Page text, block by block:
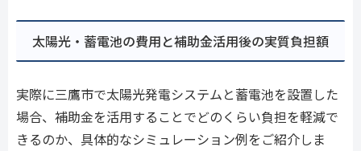
太陽光・蓄電池の費用と補助金活用後の実質負担額
実際に三鷹市で太陽光発電システムと蓄電池を設置した
場合、補助金を活用することでどのくらい負担を軽減で
きるのか、具体的なシミュレーション例をご紹介しま